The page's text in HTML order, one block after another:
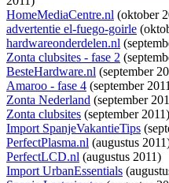
HomeMediaCentre.nl (oktober
advertentie el-fuego-goirle
hardwareonderdelen.nl
Zonta clubsites - fase 2
BesteHardware.nl (september
Amaroo - fase 4 (september
Zonta Nederland (september
Zonta clubsites (september 2011)
Import SpanjeVakantieTips
PerfectPlasma.nl (augustus
PerfectLCD.nl (augustus 2011)
Import UrbanEssentials